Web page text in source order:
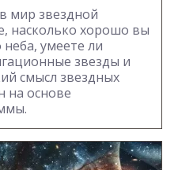
мир звездной
насколько хорошо вы
неба, умеете ли
звезды и
смысл звездных
на основе